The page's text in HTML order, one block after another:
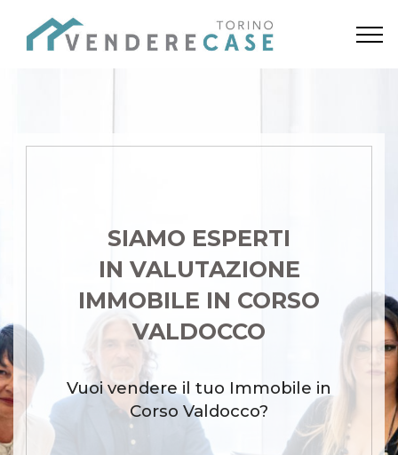
SIAMO ESPERTI
IN VALUTAZIONE
IMMOBILE IN CORSO
VALDOCCO
Vuoi vendere il tuo Immobile in
Corso Valdocco?